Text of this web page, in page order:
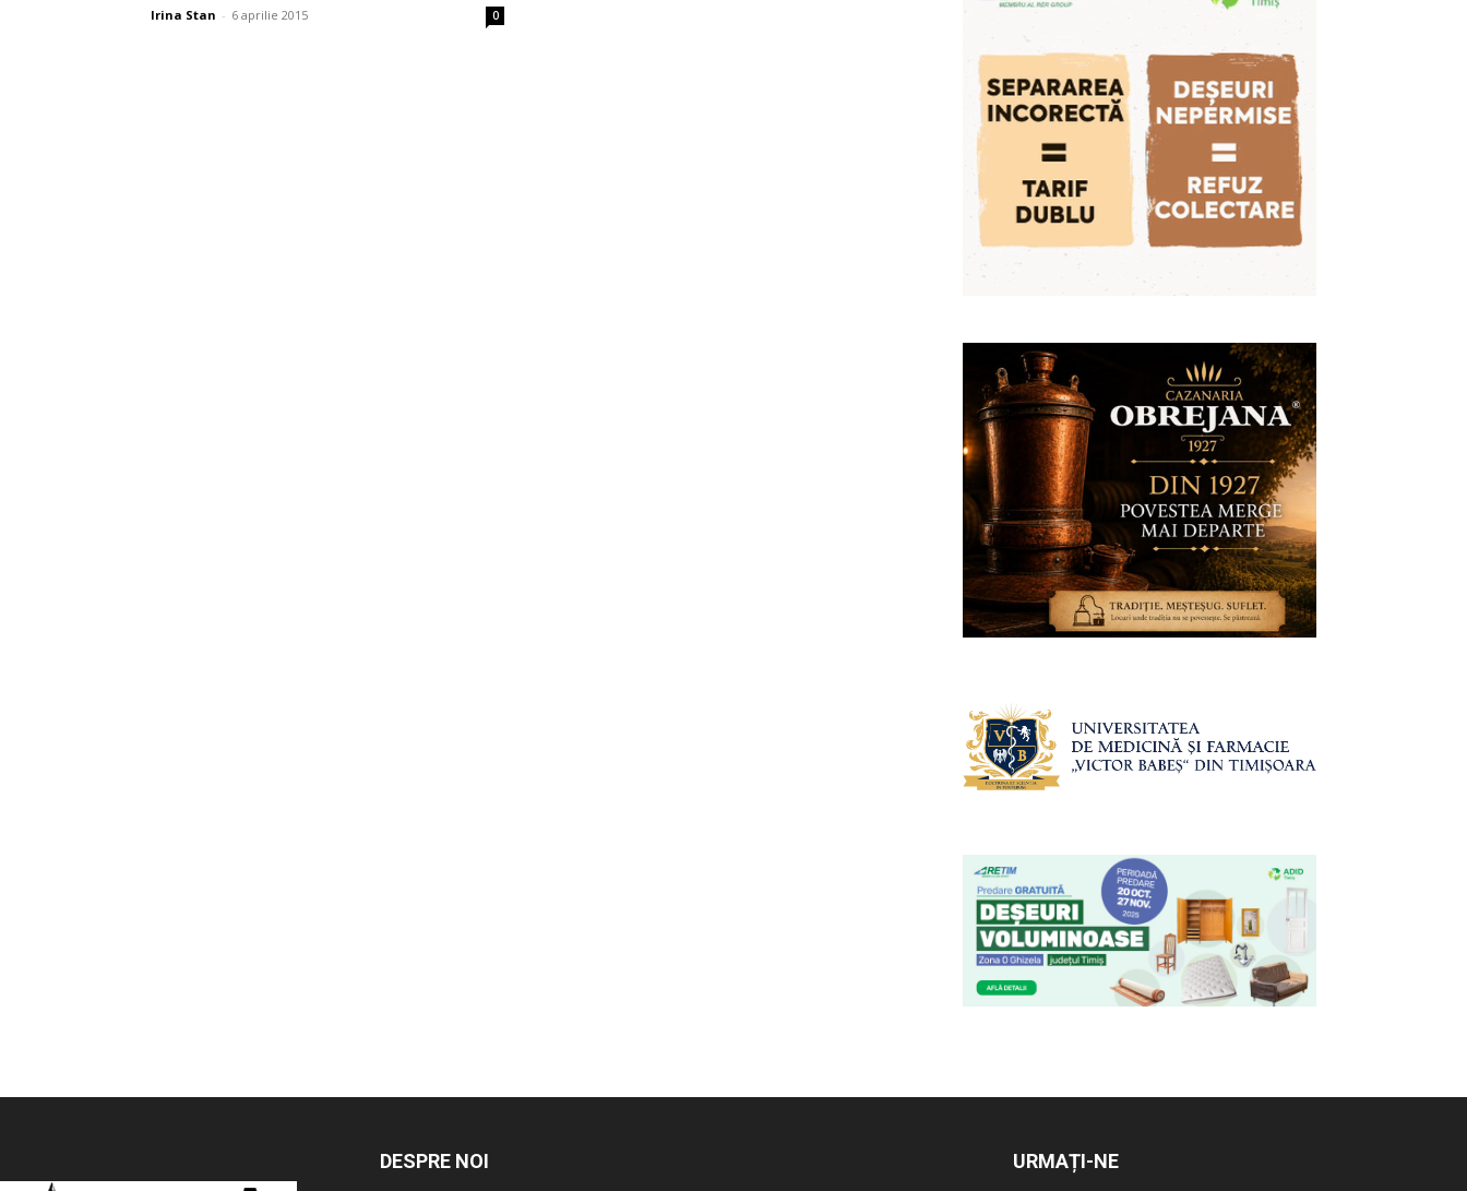
Irina Stan - 6 aprilie 2015 0
DESPRE NOI URMAȚI-NE